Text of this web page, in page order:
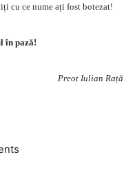
cu ce nume ați fost botezat!
în pază!
Preot Iulian Rață